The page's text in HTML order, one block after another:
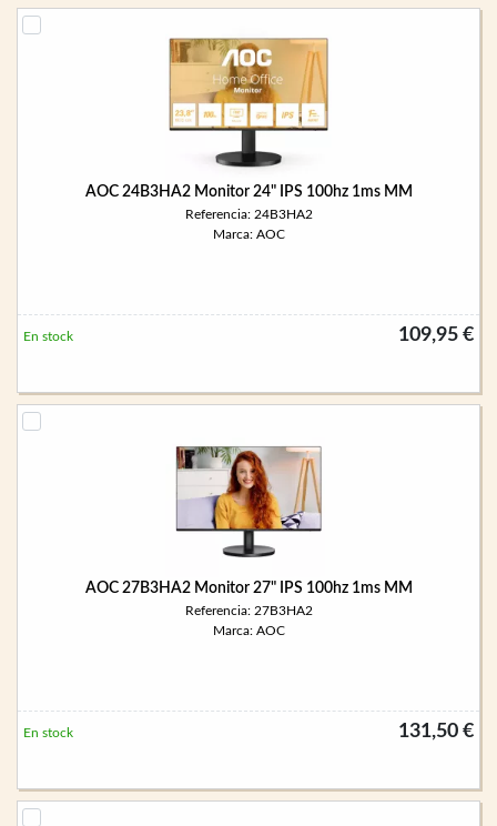
AOC 24B3HA2 Monitor 24" IPS 100hz 1ms MM
Referencia: 24B3HA2
Marca: AOC
109,95 €
En stock
AOC 27B3HA2 Monitor 27" IPS 100hz 1ms MM
Referencia: 27B3HA2
Marca: AOC
131,50 €
En stock